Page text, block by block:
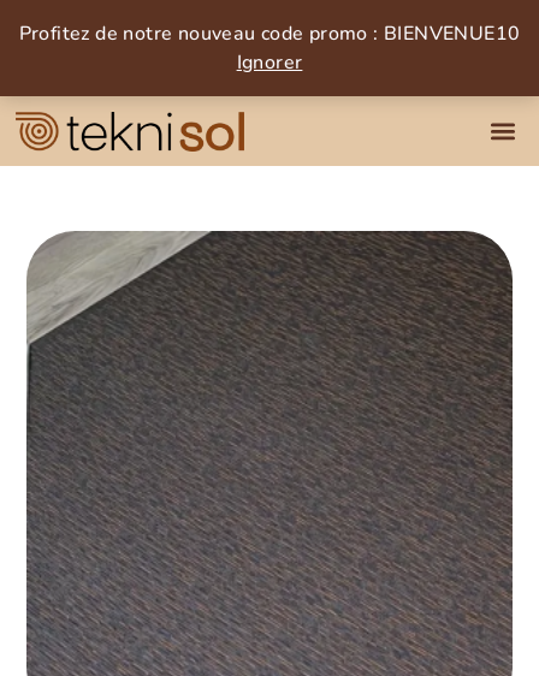
Profitez de notre nouveau code promo : BIENVENUE10
Ignorer